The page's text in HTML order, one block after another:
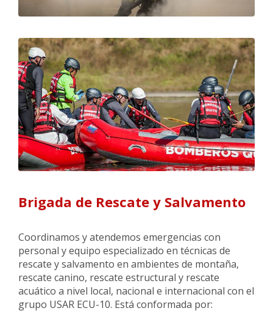
Brigada de Rescate y Salvamento
Coordinamos y atendemos emergencias con
personal y equipo especializado en técnicas de
rescate y salvamento en ambientes de montaña,
rescate canino, rescate estructural y rescate
acuático a nivel local, nacional e internacional con el
grupo USAR ECU-10. Está conformada por: